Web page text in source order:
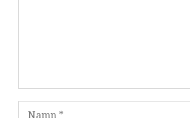
Namn